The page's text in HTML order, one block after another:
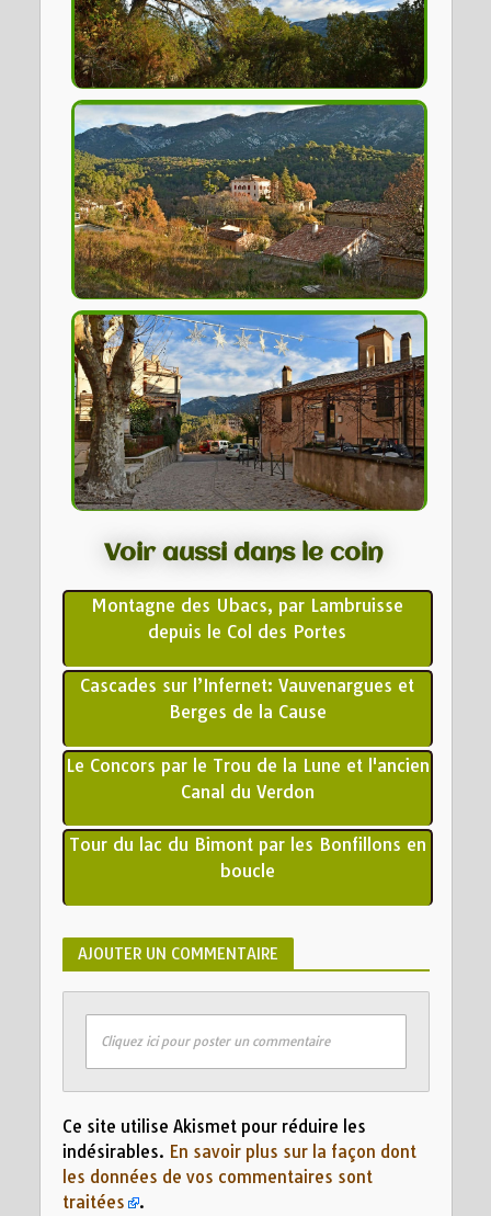
Voir aussi dans le coin
Montagne des Ubacs, par Lambruisse
depuis le Col des Portes
Cascades sur l’Infernet: Vauvenargues et
Berges de la Cause
Le Concors par le Trou de la Lune et l'ancien
Canal du Verdon
Tour du lac du Bimont par les Bonfillons en
boucle
AJOUTER UN COMMENTAIRE
Cliquez ici pour poster un commentaire
Ce site utilise Akismet pour réduire les
indésirables. En savoir plus sur la façon dont
les données de vos commentaires sont
traitées
.